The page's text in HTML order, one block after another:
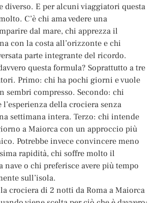
diverso. E per alcuni viaggiatori questa
C’è chi ama vedere una
dal mare, chi apprezza il
con la costa all’orizzonte e chi
parte integrante del ricordo.
questa formula? Soprattutto a tre
Primo: chi ha pochi giorni e vuole
sembri compresso. Secondo: chi
l’esperienza della crociera senza
settimana intera. Terzo: chi intende
a Maiorca con un approccio più
Potrebbe invece convincere meno
rapidità, chi soffre molto il
o chi preferisce avere più tempo
sull’isola.
crociera di 2 notti da Roma a Maiorca